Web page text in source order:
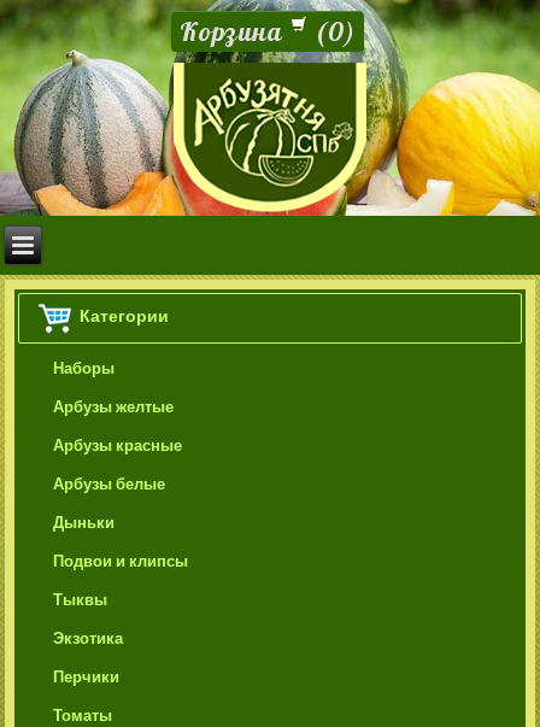
Корзина (0)
Категории
Наборы
Арбузы желтые
Арбузы красные
Арбузы белые
Дыньки
Подвои и клипсы
Тыквы
Экзотика
Перчики
Томаты